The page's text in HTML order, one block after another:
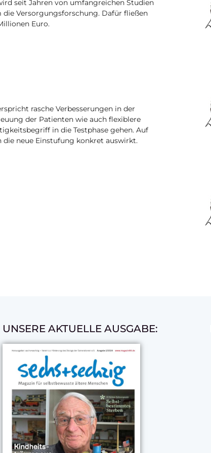
seit Jahren von umfangreichen Studien
Versorgungsforschung. Dafür fließen
Euro.
rasche Verbesserungen in der
der Patienten wie auch flexiblere
in die Testphase gehen. Auf
neue Einstufung konkret auswirkt.
UNSERE AKTUELLE AUSGABE: